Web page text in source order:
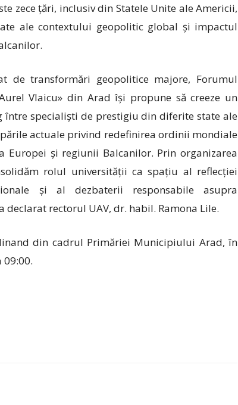
zece țări, inclusiv din Statele Unite ale Americii,
ale contextului geopolitic global și impactul
de transformări geopolitice majore, Forumul
Vlaicu» din Arad își propune să creeze un
între specialiști de prestigiu din diferite state ale
actuale privind redefinirea ordinii mondiale
Europei și regiunii Balcanilor. Prin organizarea
rolul universității ca spațiu al reflecției
și al dezbaterii responsabile asupra
declarat rectorul UAV, dr. habil. Ramona Lile.
din cadrul Primăriei Municipiului Arad, în
09:00.